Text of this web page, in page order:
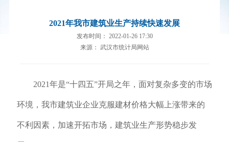
2021年我市建筑业生产持续快速发展
发布时间： 2022-01-26 17:30
来源： 武汉市统计局网站
2021年是“十四五”开局之年，面对复杂多变的市场
环境，我市建筑业企业克服建材价格大幅上涨带来的
不利因素，加速开拓市场，建筑业生产形势稳步发